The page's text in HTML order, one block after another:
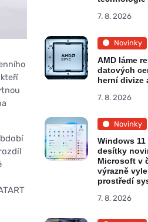
7. 8. 2026
Novinky
AMD láme
datových
herní divize
7. 8. 2026
Novinky
Windows
desítky
Microsoft v
výrazně
prostředí
7. 8. 2026